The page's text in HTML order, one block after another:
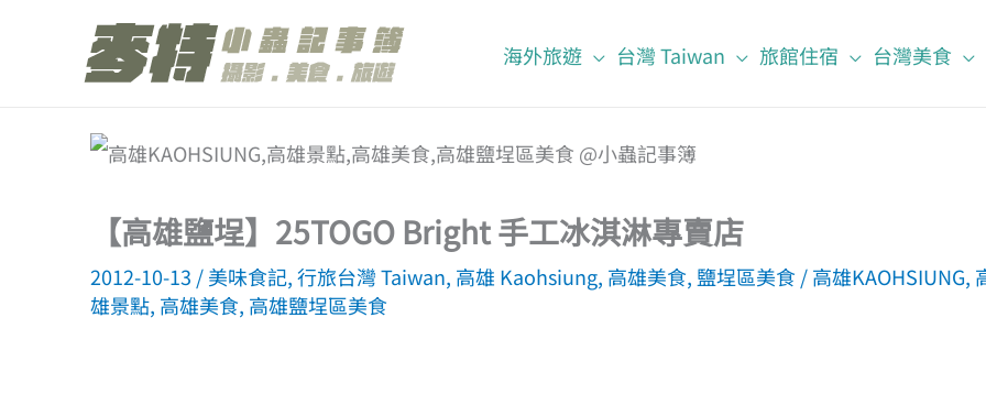
海外旅遊 台灣 Taiwan 旅館住宿 台灣美食
【高雄鹽埕】25TOGO Bright 手工冰淇淋專賣店
2012-10-13 /美味食記,行旅台灣 Taiwan, 高雄 Kaohsiung, 高雄美食, 鹽埕區美食 /高雄KAOHSIUNG,
雄景點, 高雄美食, 高雄鹽埕區美食